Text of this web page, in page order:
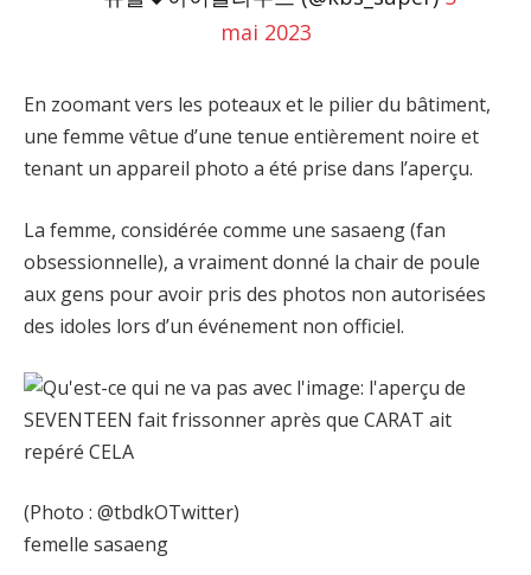
mai 2023
En zoomant vers les poteaux et le pilier du bâtiment,
une femme vêtue d’une tenue entièrement noire et
tenant un appareil photo a été prise dans l’aperçu.
La femme, considérée comme une sasaeng (fan
obsessionnelle), a vraiment donné la chair de poule
aux gens pour avoir pris des photos non autorisées
des idoles lors d’un événement non officiel.
(Photo : @tbdkOTwitter)
femelle sasaeng